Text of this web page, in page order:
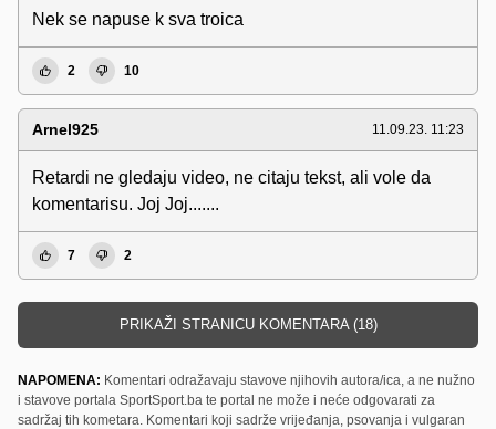
Nek se napuse k sva troica
2 10
Arnel925 11.09.23. 11:23
Retardi ne gledaju video, ne citaju tekst, ali vole da
komentarisu. Joj Joj.......
7 2
PRIKAŽI STRANICU KOMENTARA (18)
NAPOMENA: Komentari odražavaju stavove njihovih autora/ica, a ne nužno
i stavove portala SportSport.ba te portal ne može i neće odgovarati za
sadržaj tih kometara. Komentari koji sadrže vrijeđanja, psovanja i vulgaran